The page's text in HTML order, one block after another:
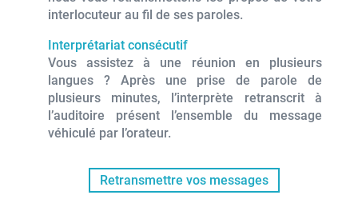
interlocuteur au fil de ses paroles.
Interprétariat consécutif
Vous assistez à une réunion en plusieurs
langues ? Après une prise de parole de
plusieurs minutes, l’interprète retranscrit à
l’auditoire présent l’ensemble du message
véhiculé par l’orateur.
Retransmettre vos messages